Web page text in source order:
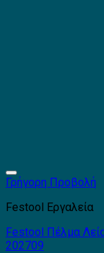
Γρήγορη Προβολή
Festool Εργαλεία
Festool Πέλμα
202709